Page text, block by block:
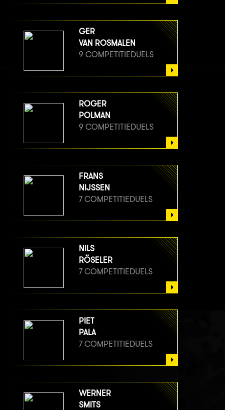
GER
VAN ROSMALEN
9 COMPETITIEDUELS
ROGER
POLMAN
9 COMPETITIEDUELS
FRANS
NIJSSEN
7 COMPETITIEDUELS
NILS
RÖSELER
7 COMPETITIEDUELS
PIET
PALA
7 COMPETITIEDUELS
WERNER
SMITS